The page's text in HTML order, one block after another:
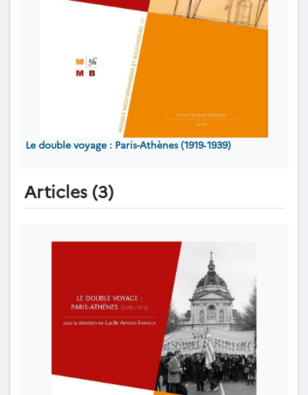
Le double voyage : Paris-Athènes (1919‐1939)
Articles (3)